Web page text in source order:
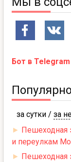
Бот в Telegram
за сутки / за
► Пешеходная
и переулкам
► Пешеходная